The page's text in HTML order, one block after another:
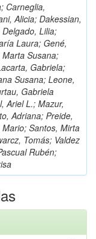
Carneglia,
Alicia; Dakessian,
Lilia;
Laura; Gené,
Susana;
Gabriela;
Susana; Leone,
Gabriela
Ariel L.; Mazur,
Adriana; Preide,
Santos, Mirta
Tomás; Valdez
Rubén;